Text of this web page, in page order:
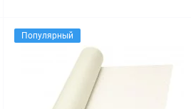
Популярный